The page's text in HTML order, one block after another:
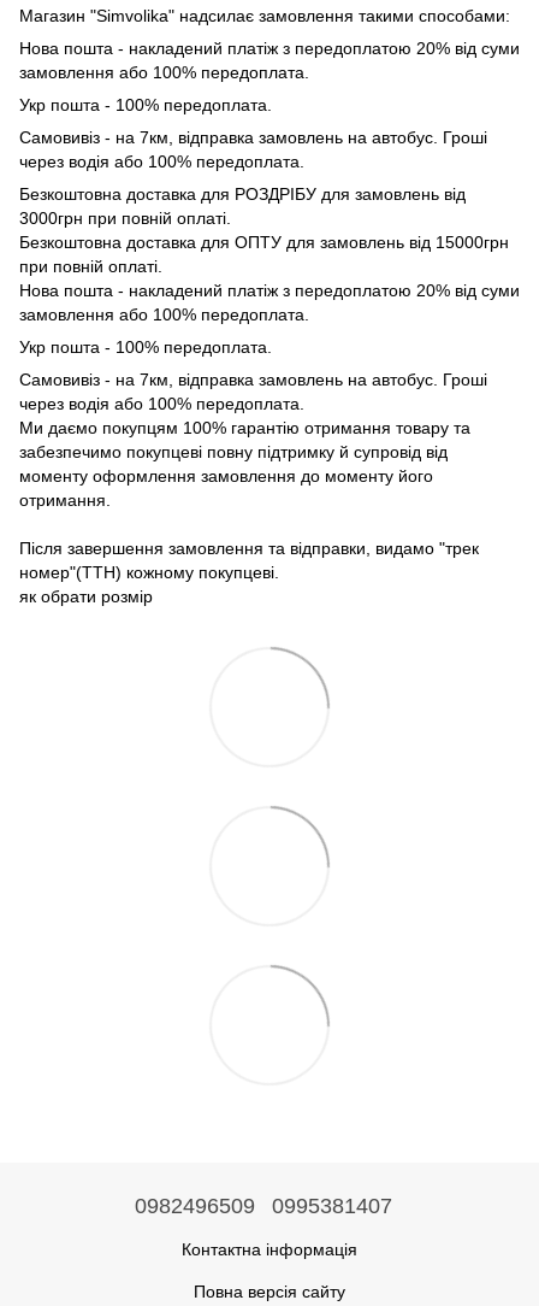
Магазин "Simvolika" надсилає замовлення такими способами:
Нова пошта - накладений платіж з передоплатою 20% від суми
замовлення або 100% передоплата.
Укр пошта - 100% передоплата.
Самовивіз - на 7км, відправка замовлень на автобус. Гроші
через водія або 100% передоплата.
Безкоштовна доставка для РОЗДРІБУ для замовлень від
3000грн при повній оплаті.
Безкоштовна доставка для ОПТУ для замовлень від 15000грн
при повній оплаті.
Нова пошта - накладений платіж з передоплатою 20% від суми
замовлення або 100% передоплата.
Укр пошта - 100% передоплата.
Самовивіз - на 7км, відправка замовлень на автобус. Гроші
через водія або 100% передоплата.
Ми даємо покупцям 100% гарантію отримання товару та
забезпечимо покупцеві повну підтримку й супровід від
моменту оформлення замовлення до моменту його
отримання.
Після завершення замовлення та відправки, видамо "трек
номер"(ТТН) кожному покупцеві.
як обрати розмір
0982496509 0995381407
Контактна інформація
Повна версія сайту